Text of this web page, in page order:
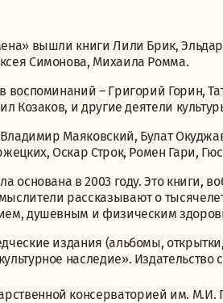
вышли книги Лили Брик,
Симонова, Михаила Ромма.
воспоминаний – Григорий Горин,
Козаков, и другие деятели
Маяковский, Булат
Оскар Строк, Ромен Гари,
основана в 2003 году. Это книги,
рассказывают о
душевным и физическим
издания (альбомы,
наследие».
консерваторией им. М.И.